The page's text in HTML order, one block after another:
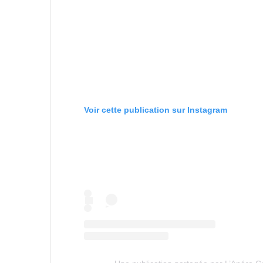
Voir cette publication sur Instagram